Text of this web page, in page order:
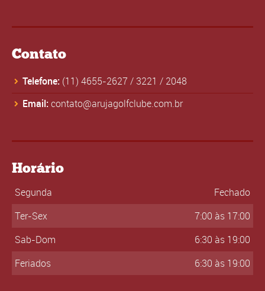
Contato
Telefone: (11) 4655-2627 / 3221 / 2048
Email: contato@arujagolfclube.com.br
Horário
Segunda
Fechado
Ter-Sex
7:00 às 17:00
Sab-Dom
6:30 às 19:00
Feriados
6:30 às 19:00